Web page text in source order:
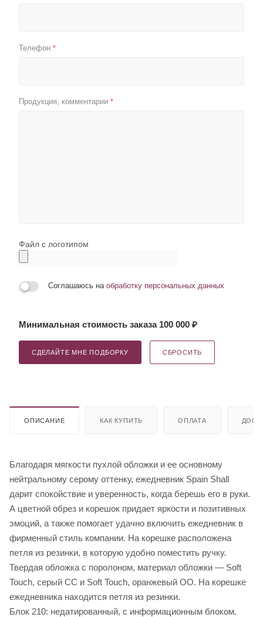
Телефон *
Продукция, комментарии *
Файл с логотипом
Соглашаюсь на обработку персональных данных
Минимальная стоимость заказа 100 000 ₽
СДЕЛАЙТЕ МНЕ ПОДБОРКУ СБРОСИТЬ
ОПИСАНИЕ КАК КУПИТЬ ОПЛАТА
Благодаря мягкости пухлой обложки и ее основному
нейтральному серому оттенку, ежедневник Spain Shall
дарит спокойствие и уверенность, когда берешь его в руки.
А цветной обрез и корешок придает яркости и позитивных
эмоций, а также помогает удачно включить ежедневник в
фирменный стиль компании. На корешке расположена
петля из резинки, в которую удобно поместить ручку.
Твердая обложка с поролоном, материал обложки — Soft
Touch, серый СС и Soft Touch, оранжевый ОО. На корешке
ежедневника находится петля из резинки.
Блок 210: недатированный, с информационным блоком.